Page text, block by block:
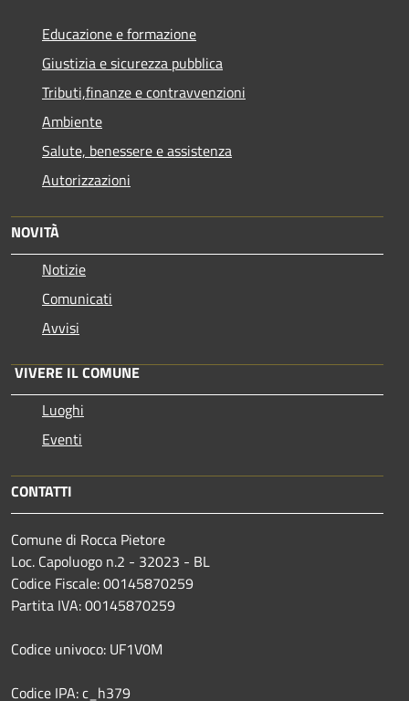
Educazione e formazione
Giustizia e sicurezza pubblica
Tributi,finanze e contravvenzioni
Ambiente
Salute, benessere e assistenza
Autorizzazioni
NOVITÀ
Notizie
Comunicati
Avvisi
VIVERE IL COMUNE
Luoghi
Eventi
CONTATTI
Comune di Rocca Pietore
Loc. Capoluogo n.2 - 32023 - BL
Codice Fiscale: 00145870259
Partita IVA: 00145870259
Codice univoco: UF1V0M
Codice IPA: c_h379